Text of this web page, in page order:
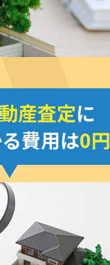
産査定に
費用は0円